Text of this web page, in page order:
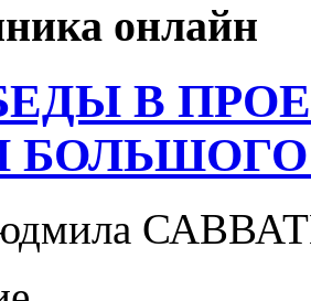
онлайн
В